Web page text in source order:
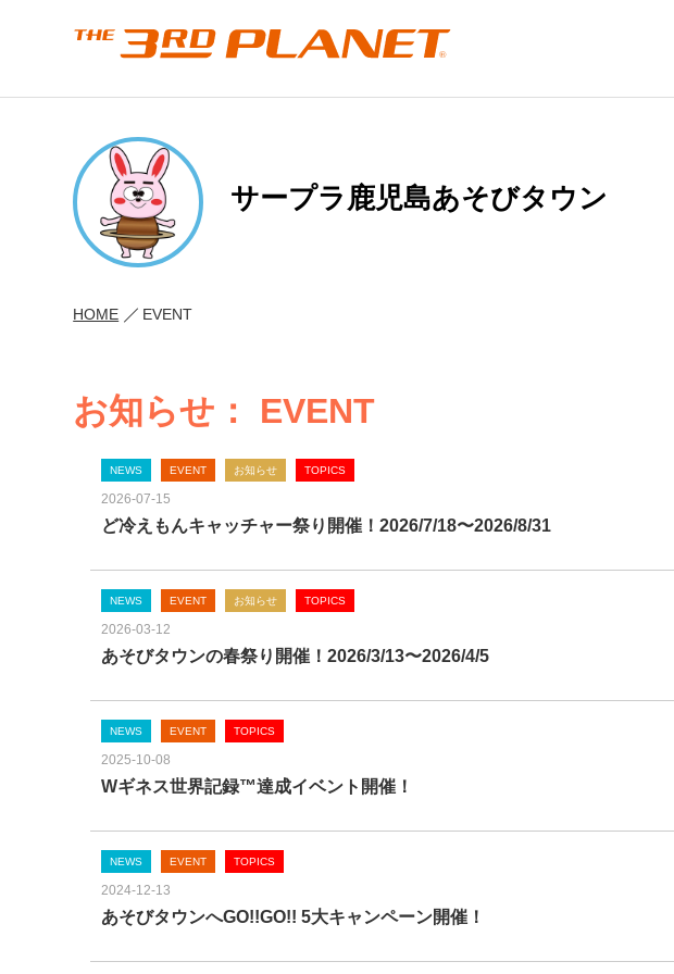
サープラ鹿児島あそびタウン
HOME EVENT
お知らせ： EVENT
NEWS EVENT お知らせ TOPICS
2026-07-15
ど冷えもんキャッチャー祭り開催！2026/7/18〜2026/8/31
NEWS EVENT お知らせ TOPICS
2026-03-12
あそびタウンの春祭り開催！2026/3/13〜2026/4/5
NEWS EVENT TOPICS
2025-10-08
Wギネス世界記録™達成イベント開催！
NEWS EVENT TOPICS
2024-12-13
あそびタウンへGO!!GO!! 5大キャンペーン開催！